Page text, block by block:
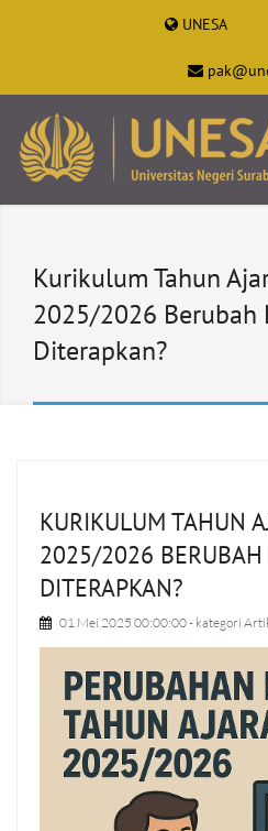
UNESA
Kurikulum Tahun
2025/2026 Berubah
Diterapkan?
KURIKULUM TAHUN
2025/2026 BERUBAH
DITERAPKAN?
01 Mei 2025 00:00:00- kategori